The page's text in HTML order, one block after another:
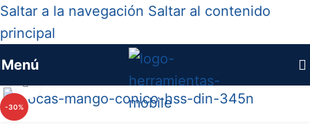
Saltar a la navegación Saltar al contenido
principal
Menú
-30%
Haga clic para ampliar